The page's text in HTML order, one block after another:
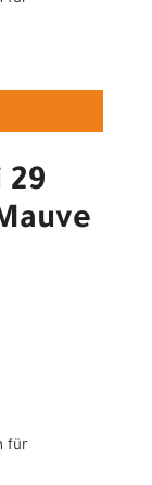
29
für